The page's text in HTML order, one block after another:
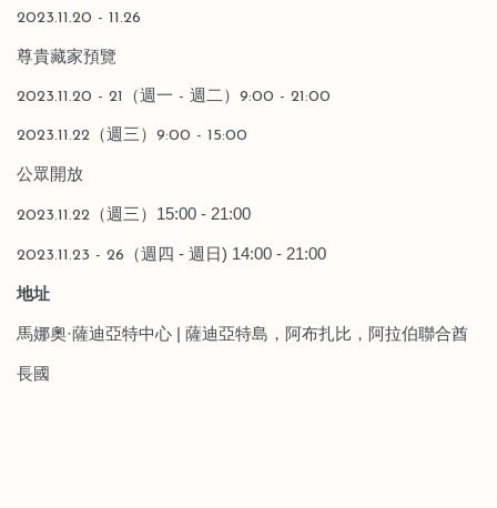
2023.11.20 - 11.26
尊貴藏家預覽
2023.11.20 - 21（ 週一 - 週二）9:00 - 21:00
2023.11.22 （ 週三）9:00 - 15:00
公眾開放
2023.11.22 （週三） 15:00 - 21:00
2023.11.23 - 26 （週四 - 週 日) 14:00 - 21:00
地址
馬娜奧·薩迪亞特中心 薩迪亞特島，阿布扎比，阿拉伯聯合酋
長國